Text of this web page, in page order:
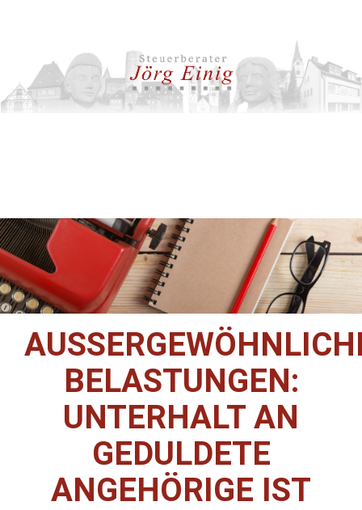
AUSSERGEWÖHNLICHE
ELASTUNGEN: U
NTERHALT AN G
EDULDETE A
NGEHÖRIGE IST N